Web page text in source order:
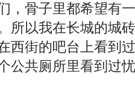
，骨子里都希望有
所以我在长城的城
西街的吧台上看到
公共厕所里看到过